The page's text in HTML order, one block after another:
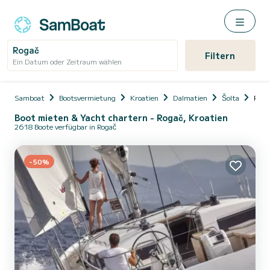
Rogač
Ein Datum oder Zeitraum wählen Filtern
Samboat Bootsvermietung Kroatien Dalmatien Šolta
Boot mieten & Yacht chartern - Rogač, Kroatien
2618 Boote verfügbar in Rogač
-50%